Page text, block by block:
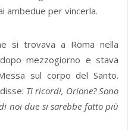
ambedue per vincerla.
si trovava a Roma nella
mezzogiorno e stava
sul corpo del Santo.
Ti ricordi, Orione? Sono
noi due si sarebbe fatto più